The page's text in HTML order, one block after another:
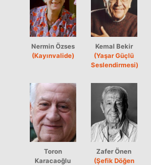
Nermin Özses
(Kayınvalide)
Kemal Bekir
(Yaşar Güçlü
Seslendirmesi)
Toron
Karacaoğlu
Zafer Önen
(Şefik Döğen